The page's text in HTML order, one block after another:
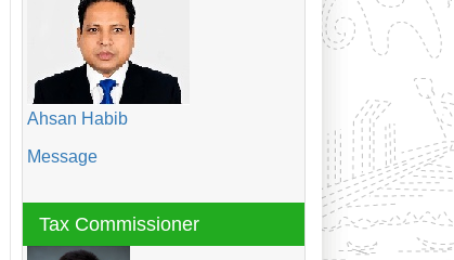
Ahsan Habib
Message
Tax Commissioner